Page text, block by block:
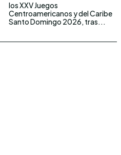
Santo Domingo 2026, tras...